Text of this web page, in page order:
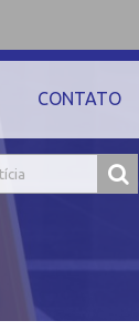
CONTATO